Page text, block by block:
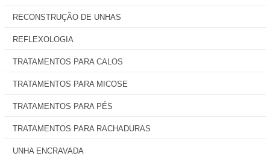
RECONSTRUÇÃO DE UNHAS
REFLEXOLOGIA
TRATAMENTOS PARA CALOS
TRATAMENTOS PARA MICOSE
TRATAMENTOS PARA PÉS
TRATAMENTOS PARA RACHADURAS
UNHA ENCRAVADA